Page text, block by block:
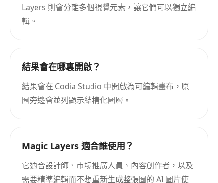
Layers 則會分離多個視覺元素，讓它們可以獨立編
輯。
結果會在哪裏開啟？
結果會在 Codia Studio 中開啟為可編輯畫布，原
圖旁邊會並列顯示結構化圖層。
Magic Layers 適合誰使用？
它適合設計師、市場推廣人員、內容創作者，以及
需要精準編輯而不想重新生成整張圖的 AI 圖片使